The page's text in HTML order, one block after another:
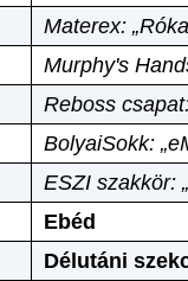
Materex:
Murphy's
Reboss
BolyaiSokk:
ESZI szakkör:
Ebéd
Délutáni